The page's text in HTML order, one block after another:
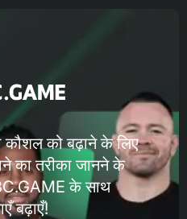
को बढ़ाने के लिए
का तरीका जानने के
के ​​साथ
बढ़ाएँ!